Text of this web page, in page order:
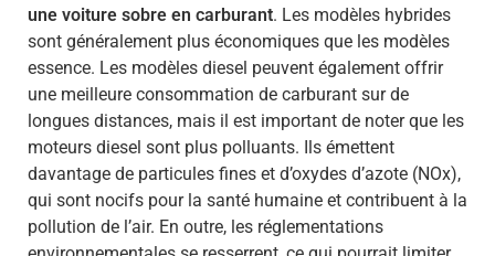
une voiture sobre en carburant. Les modèles hybrides
sont généralement plus économiques que les modèles
essence. Les modèles diesel peuvent également offrir
une meilleure consommation de carburant sur de
longues distances, mais il est important de noter que les
moteurs diesel sont plus polluants. Ils émettent
davantage de particules fines et d’oxydes d’azote (NOx),
qui sont nocifs pour la santé humaine et contribuent à la
pollution de l’air. En outre, les réglementations